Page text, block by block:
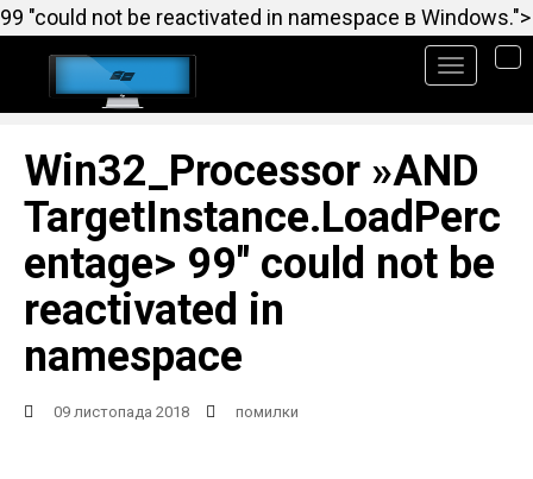
99 "could not be reactivated in namespace в Windows.">
Win32_Processor »AND
TargetInstance.LoadPerc
entage> 99" could not be
reactivated in
namespace
09 листопада 2018 помилки